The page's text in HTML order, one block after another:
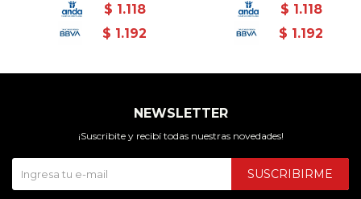
$ 1.118
$ 1.192
$ 1.118
$ 1.192
NEWSLETTER
¡Suscribite y recibí todas nuestras novedades!
SUSCRIBIRME